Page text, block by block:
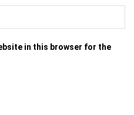
in this browser for the